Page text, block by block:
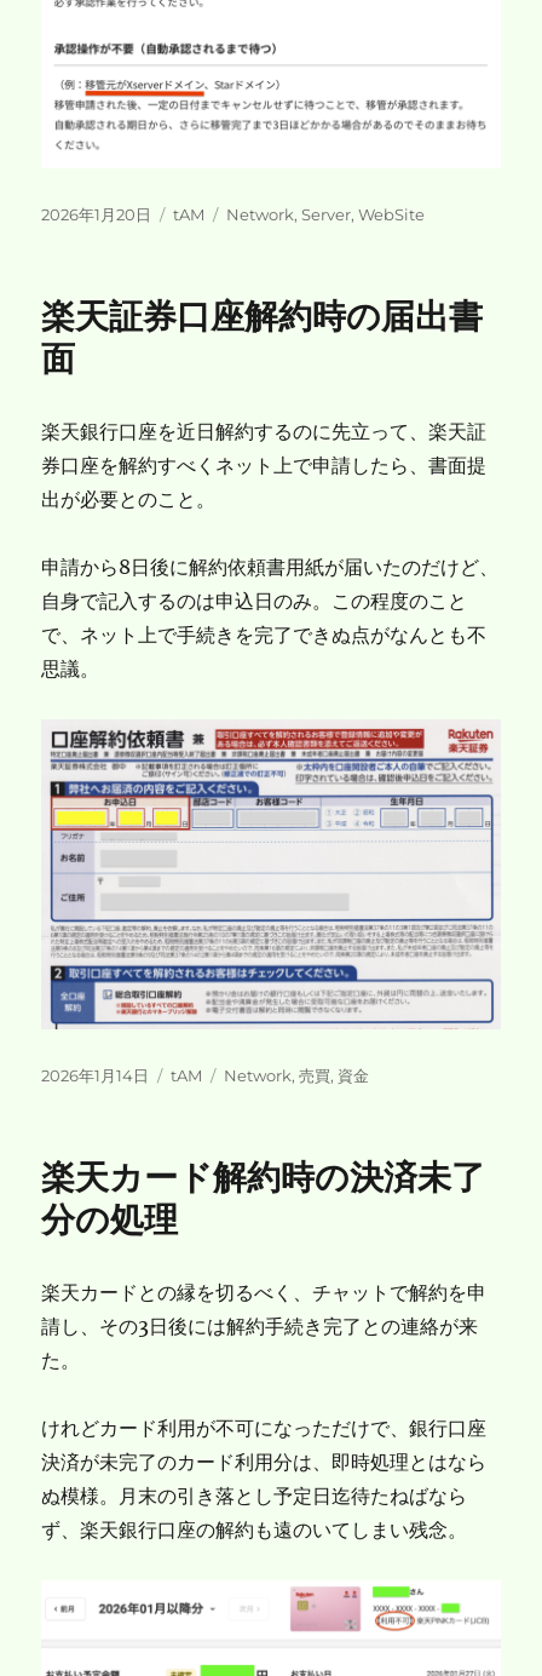
投
2026年1月20日
カ
ー
tAM
タ
Network,Server,WebSite
楽天証券口座解約時の届出書
面
楽天銀行口座を近日解約するのに先立って、楽天証
券口座を解約すべくネット上で申請したら、書面提
出が必要とのこと。
申請から8日後に解約依頼書用紙が届いたのだけど、
自身で記入するのは申込日のみ。この程度のこと
で、ネット上で手続きを完了できぬ点がなんとも不
思議。
投
2026年1月14日
カ
ー
tAM
タ
Network,売買, 資金
楽天カード解約時の決済未了
分の処理
楽天カードとの縁を切るべく、チャットで解約を申
請し、その3日後には解約手続き完了との連絡が来
た。
けれどカード利用が不可になっただけで、銀行口座
決済が未完了のカード利用分は、即時処理とはなら
ぬ模様。月末の引き落とし予定日迄待たねばなら
ず、楽天銀行口座の解約も遠のいてしまい残念。